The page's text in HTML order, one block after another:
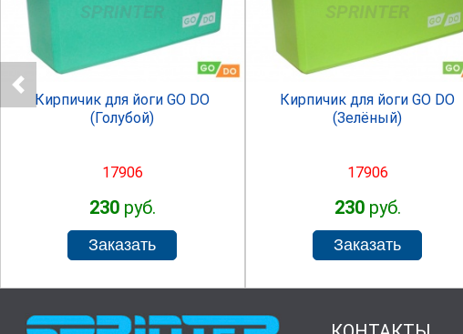
SPRINTER
Кирпичик для йоги GO DO
(Голубой)
17906
230руб.
SPRINTER
Кирпичик для йоги GO DO
(Зелёный)
17906
230руб.